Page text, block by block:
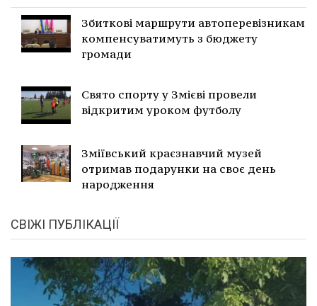
Збиткові маршрути автоперевізникам
компенсуватимуть з бюджету
громади
Свято спорту у Змієві провели
відкритим уроком футболу
Зміївський краєзнавчий музей
отримав подарунки на своє день
народження
СВІЖІ ПУБЛІКАЦІЇ